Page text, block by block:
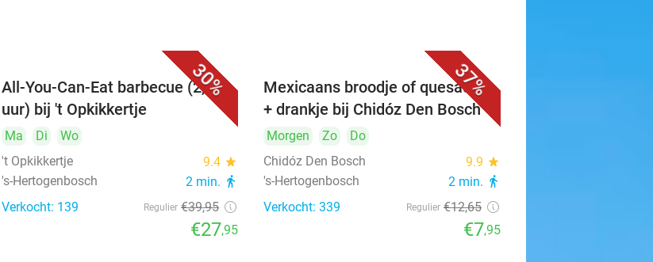
30%
All-You-Can-Eat barbecue (2,5
uur) bij 't Opkikkertje
Ma Di
Wo
't Opkikkertje
9.4 star
's-Hertogenbosch 2 min. directions_walk
Verkocht: 139 Regulier €39,95
€27,95
37%
Mexicaans broodje of quesadilla
+ drankje bij Chidóz Den Bosch
Morgen Zo
Do
Chidóz Den Bosch
9.9 star
's-Hertogenbosch 2 min. directions_walk
Verkocht: 339 Regulier €12,65
€7,95